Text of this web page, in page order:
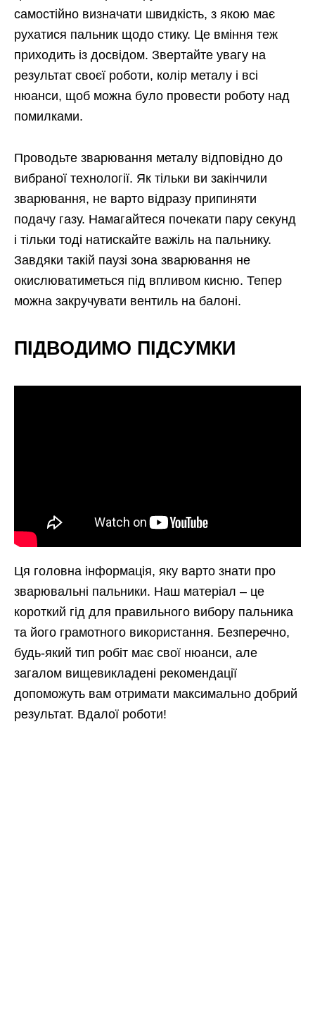
самостійно визначати швидкість, з якою має
рухатися пальник щодо стику. Це вміння теж
приходить із досвідом. Звертайте увагу на
результат своєї роботи, колір металу і всі
нюанси, щоб можна було провести роботу над
помилками.
Проводьте зварювання металу відповідно до
вибраної технології. Як тільки ви закінчили
зварювання, не варто відразу припиняти
подачу газу. Намагайтеся почекати пару секунд
і тільки тоді натискайте важіль на пальнику.
Завдяки такій паузі зона зварювання не
окислюватиметься під впливом кисню. Тепер
можна закручувати вентиль на балоні.
ПІДВОДИМО ПІДСУМКИ
Ця головна інформація, яку варто знати про
зварювальні пальники. Наш матеріал – це
короткий гід для правильного вибору пальника
та його грамотного використання. Безперечно,
будь-який тип робіт має свої нюанси, але
загалом вищевикладені рекомендації
допоможуть вам отримати максимально добрий
результат. Вдалої роботи!